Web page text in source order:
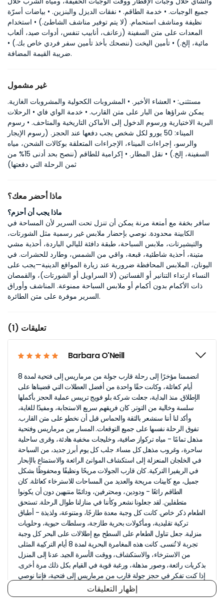
جميع الوجبات. • خدمة الطاقم. • نفقات الديزل والبنزين. • بياضات أسرّة
نظيفة ومناشف استحمام. (لا يتم توفير مناشف الشاطئ.) • استخدام
المعدات على متن السفينة (زعانف، أنابيب تنفس، أدوات صيد، ألعاب
مائية، إلخ.) • تأمين اليخت (ننصحك بأخذ تأمين سفر فردي خاص بك.) •
ضريبة القيمة المضافة.
غير مشمول
مستثنى: • العشاء الأخير. • المشروبات الكحولية والمشروبات الغازية.
يمكن شراؤها من البار على متن القارب. • خدمة الواي فاي • الرحلات
البرية الاختيارية ورسوم الدخول إلى الأماكن التاريخية والمتاحف. • رسوم
الميناء: 50 يورو لكل شخص يجب دفعها عند الحجز. (رسوم الإيجار
والرسو، إجراءات الميناء، الإجراءات المتعلقة بوكالات الشحن، مياه
السفينة، إلخ.) • نقل المطار. • إكرامية للطاقم (ننصح بحد أدنى 15% من
ثمن الرحلة التي دفعتها)
ماذا أحضر معك؟
ماذا يجب أن أحزم؟
سافر بخفة مع أمتعة مرنة يمكن أن تنزل تحت السرير لأن المساحة في
الكابينة محدودة. نوصي بإحضار ملابس غير رسمية مثل الشورتات،
والتيشيرتات، ملابس السباحة، طبقة دافئة لليالي الباردة، أحذية مشي
متينة، أحذية شاطئية، قبعة، واقي من الشمس، وطارد للحشرات. في
اليونان، الملابس المحافظة ضرورية عند زيارة المواقع الدينية—يجب على
النساء ارتداء التنانير أو الفساتين (لا السراويل أو الشورتات)، والقمصان
ذات الأكمام بدون أكمام أو ملابس السباحة ممنوعة. المناشف وأوراق
السرير موفرة على متن الطائرة.
تعليقات (1)
Barbara O'Neill
انضممنا مؤخرًا إلى رحلة قارب جولة من مرماريس إلى فتحية لمدة 8
أيام كعائلة، وكانت حقًا واحدة من أفضل العطلات التي قضيناها على
الإطلاق. منذ البداية، جعلت شركة بلو فويج تريبس عملية الحجز بأكملها
سلسة وخالية من التوتر. كان فريقهم سريع الاستجابة، ومفيدًا للغاية،
وأكد لنا أننا سنشعر بالثقة والحماس قبل أن نخطو على متن القارب.
تفوق الرحلة نفسها على جميع التوقعات. المسار بين مرماريس وفتحية
مذهل تمامًا - مياه تركواز صافية، وخليجات مخفية هادئة، وقرى ساحلية
ساحرة، وغروب مذهل كل مساء. جلب كل يوم أبرز جديد، من السباحة
في الخلجان المنعزلة إلى استكشاف الموانئ الرائعة والاستمتاع بالإبحار
في الريفيرا التركية. كان قارب الجولات مريحًا ونظيفًا ومحفوظًا بشكل
جميل، مع كابينات مريحة والعديد من المساحات للاسترخاء كعائلة. كان
الطاقم رائعًا - ودودين، ومحترفين، ودائمًا منتبهين دون أن يكونوا
متطفلين. لقد جعلونا نشعر وكأننا في منازلنا طوال الرحلة. تستحق
الطعام ذكر خاص. كانت كل وجبة معدة طازجًا، ومتنوعة، ولذيذة - أطباق
تركية تقليدية، ومأكولات بحرية طازجة، وسلطات حيوية، وحلويات
منزلية. جعل تناول الطعام على السطح مع إطلالات على البحر كل وجبة
تجربة لا تُنسى. كانت هذه المغامرة البحرية لمدة 8 أيام التركيبة المثلى
من الاسترخاء، والاستكشاف، ووقت الأسرة الجيد. عدنا إلى المنزل
بذكريات رائعة، وصور مذهلة، ورغبة قوية في القيام بكل ذلك مرة أخرى.
إذا كنت تفكر في حجز جولة قارب من مرماريس إلى فتحية، فإننا نوصي
بشدة بالتسجيل مع بلو فويج تريبس. كانت عطلة عائلية خالية من العيوب
ولا تُنسى من البداية إلى النهاية... باربرا من سيدني
إظهار التعليقات